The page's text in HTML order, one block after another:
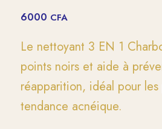
6000 CFA
Le nettoyant 3 EN 1
points noirs et aide à
réapparition, idéal pour les
tendance acnéique.